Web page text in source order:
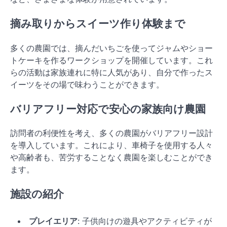
摘み取りからスイーツ作り体験まで
多くの農園では、摘んだいちごを使ってジャムやショー
トケーキを作るワークショップを開催しています。これ
らの活動は家族連れに特に人気があり、自分で作ったス
イーツをその場で味わうことができます。
バリアフリー対応で安心の家族向け農園
訪問者の利便性を考え、多くの農園がバリアフリー設計
を導入しています。これにより、車椅子を使用する人々
や高齢者も、苦労することなく農園を楽しむことができ
ます。
施設の紹介
プレイエリア: 子供向けの遊具やアクティビティが